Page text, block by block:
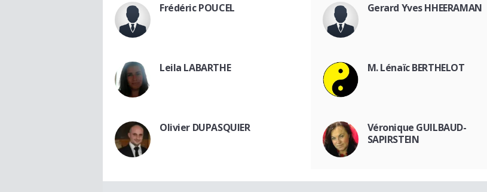
Frédéric POUCEL Gerard Yves HHEERAMAN
Leila LABARTHE M. Lénaïc BERTHELOT
Olivier DUPASQUIER
Véronique GUILBAUD-
SAPIRSTEIN